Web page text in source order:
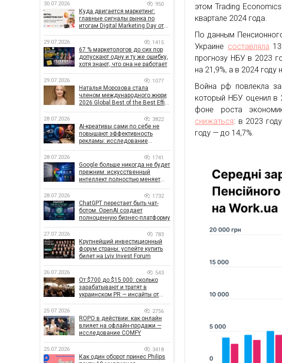
этом Trading Economics
квартале 2024 года.
По данным
Украине составляла
прогнозу НБУ в 2023
на 21,9%, а в 2024 году
Война рф повлекла
который НБУ оценил в
фоне роста
снижаться: в 2023
году — до 14,7%.
30.07.2026 950
Куда двигается маркетинг:
главные сигналы рынка по
итогам Digital Marketing Day от
29.07.2026 1415
67 % маркетологов до сих пор
допускают одну и ту же ошибку,
хотя знают, что она не работает
29.07.2026 1077
Наталья Морозова стала
членом международного жюри
2026 Global Best of the Best Effie
28.07.2026 3822
AI-креативы сами по себе не
повышают эффективность
рекламы: исследование
влияет на эффективность
кампаний
28.07.2026 1741
Google больше никогда не будет
прежним: искусственный
интеллект полностью меняет
28.07.2026 1732
ChatGPT перестает быть чат-
ботом. OpenAI создает
полноценную бизнес-платформу
27.07.2026 783
Крупнейший инвестиционный
форум страны: успейте купить
билет на Lviv Invest Forum
26.07.2026 543
От $700 до $15 000: сколько
зарабатывают и тратят в
украинском PR — инсайты от
25.07.2026 2756
ROPO в действии: как онлайн
влияет на офлайн-продажи —
исследование COMFY
25.07.2026 3418
Как один оборот принес Philips